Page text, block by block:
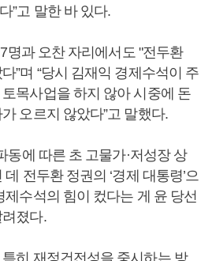
”고 말한 바 있다.
명과 오찬 자리에서도 "전두환
”며 “당시 김재익 경제수석이 주
목사업을 하지 않아 시중에 돈
오르지 않았다”고 말했다.
동에 따른 초 고물가·저성장 상
전두환 정권의 ‘경제 대통령’으
제수석의 힘이 컸다는 게 윤 당선
졌다.